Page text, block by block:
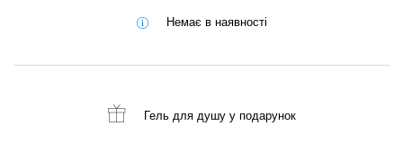
Немає в наявності
Гель для душуу подарунок